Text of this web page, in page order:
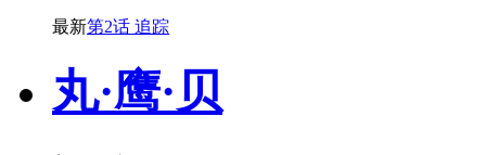
最新第2话 追踪
丸·鹰·贝